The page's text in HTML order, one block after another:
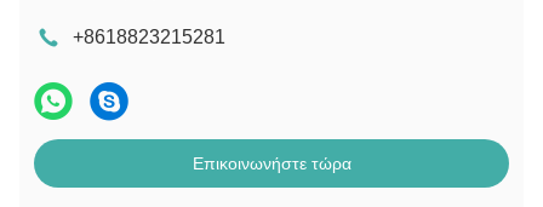
+8618823215281
Επικοινωνήστε τώρα